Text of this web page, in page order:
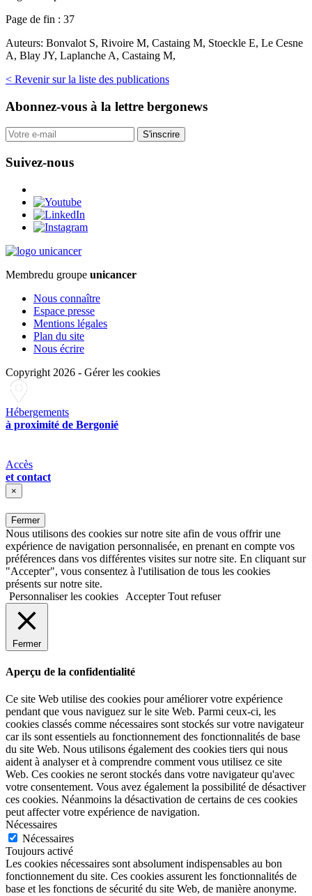
Page de fin : 37
Auteurs: Bonvalot S, Rivoire M, Castaing M, Stoeckle E, Le Cesne
A, Blay JY, Laplanche A, Castaing M,
< Revenir sur la liste des publications
Abonnez-vous à la lettre bergonews
S'inscrire
Suivez-nous
Membredu groupe unicancer
Nous connaître
Espace presse
Mentions légales
Plan du site
Nous écrire
Copyright 2026 - Gérer les cookies
Hébergements
à proximité de Bergonié
Accès
et contact
×
Fermer
Nous utilisons des cookies sur notre site afin de vous offrir une
expérience de navigation personnalisée, en prenant en compte vos
préférences dans vos différentes visites sur notre site. En cliquant sur
"Accepter", vous consentez à l'utilisation de tous les cookies
présents sur notre site.
Personnaliser les cookies
Accepter Tout refuser
Fermer
Aperçu de la confidentialité
Ce site Web utilise des cookies pour améliorer votre expérience
pendant que vous naviguez sur le site Web. Parmi ceux-ci, les
cookies classés comme nécessaires sont stockés sur votre navigateur
car ils sont essentiels au fonctionnement des fonctionnalités de base
du site Web. Nous utilisons également des cookies tiers qui nous
aident à analyser et à comprendre comment vous utilisez ce site
Web. Ces cookies ne seront stockés dans votre navigateur qu'avec
votre consentement. Vous avez également la possibilité de désactiver
ces cookies. Néanmoins la désactivation de certains de ces cookies
peut affecter votre expérience de navigation.
Nécessaires
Nécessaires
Toujours activé
Les cookies nécessaires sont absolument indispensables au bon
fonctionnement du site. Ces cookies assurent les fonctionnalités de
base et les fonctions de sécurité du site Web, de manière anonyme.